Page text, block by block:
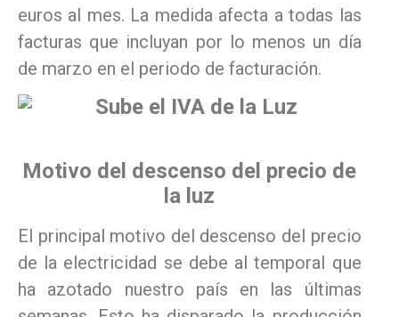
euros al mes. La medida afecta a todas las
facturas que incluyan por lo menos un día
de marzo en el periodo de facturación.
Motivo del descenso del precio de
la luz
El principal motivo del descenso del precio
de la electricidad se debe al temporal que
ha azotado nuestro país en las últimas